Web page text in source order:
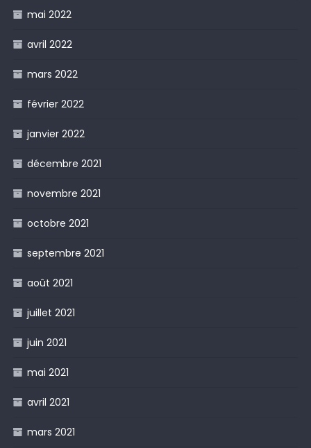
mai 2022
avril 2022
mars 2022
février 2022
janvier 2022
décembre 2021
novembre 2021
octobre 2021
septembre 2021
août 2021
juillet 2021
juin 2021
mai 2021
avril 2021
mars 2021